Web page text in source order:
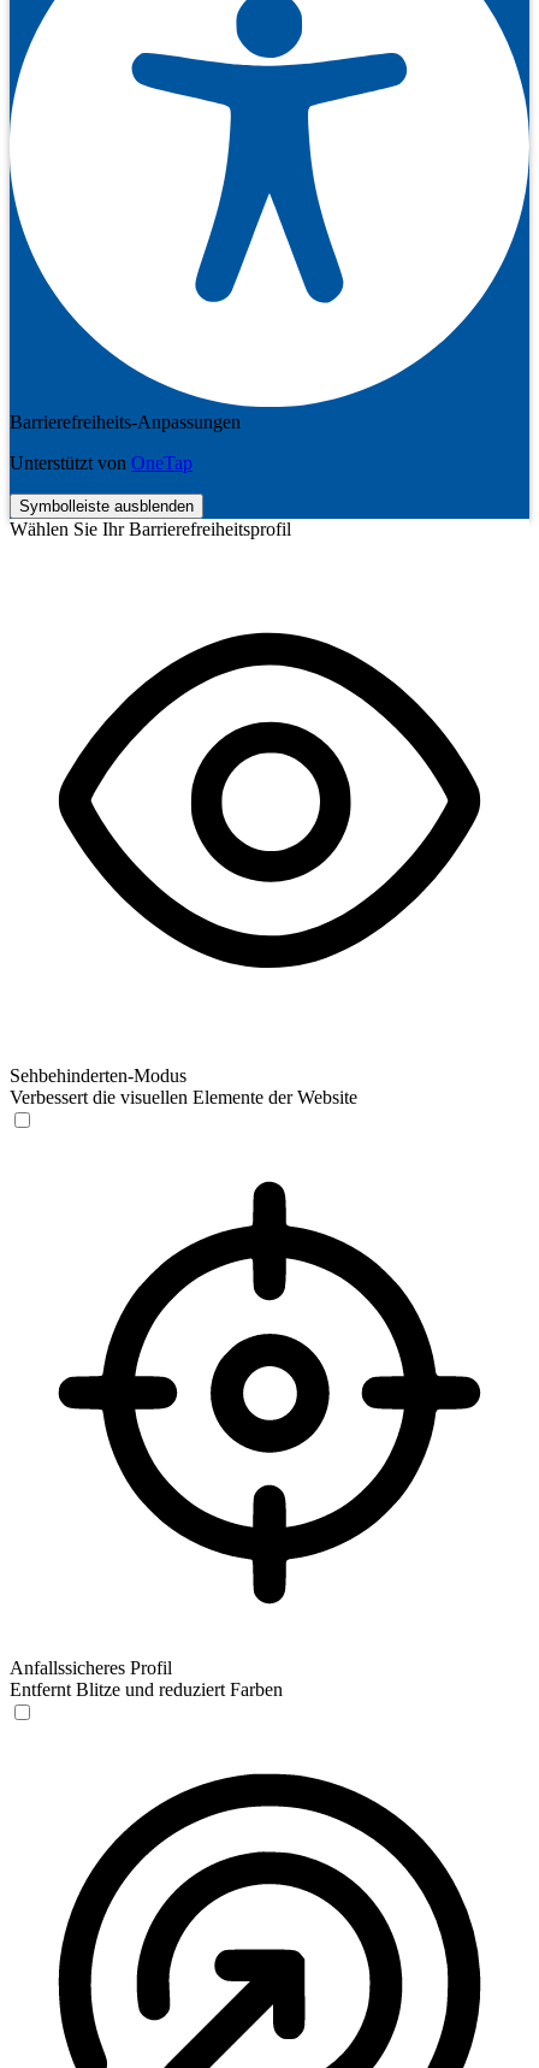
Barrierefreiheits-Anpassungen
Unterstützt von OneTap
Symbolleiste ausblenden
Wählen Sie Ihr Barrierefreiheitsprofil
Sehbehinderten-Modus
Verbessert die visuellen Elemente der Website
Anfallssicheres Profil
Entfernt Blitze und reduziert Farben